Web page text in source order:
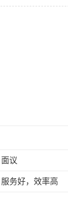
面议
服务好，效率高